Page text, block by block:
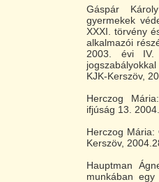
Gáspár
gyermekek
XXXI. törvény
alkalmazói
2003. évi IV.
KJK-Kerszöv,
Herczog
ifjúság 13.
Herczog Mária:
Kerszöv,
Hauptman
munkában